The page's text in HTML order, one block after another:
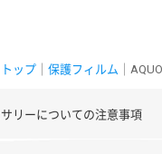
ップ 保護フィルム ｜
リーについての注意事項